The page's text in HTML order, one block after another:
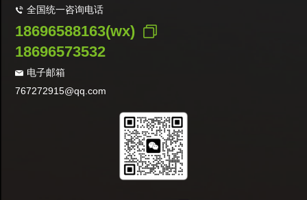
全国统一咨询电话
18696588163(wx)
18696573532
电子邮箱
767272915@qq.com